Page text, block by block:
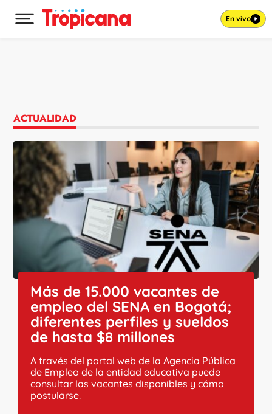
Desplegar menú principal En vivo
ACTUALIDAD
Más de 15.000 vacantes de
empleo del SENA en Bogotá;
diferentes perfiles y sueldos
de hasta $8 millones
A través del portal web de la Agencia Pública
de Empleo de la entidad educativa puede
consultar las vacantes disponibles y cómo
postularse.